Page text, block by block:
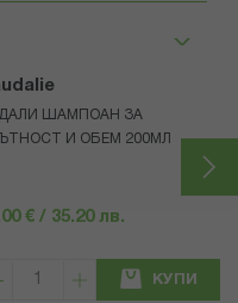
ШАМПОАН ЗА
И ОБЕМ 200МЛ
€ / 35.20 лв.
КУПИ